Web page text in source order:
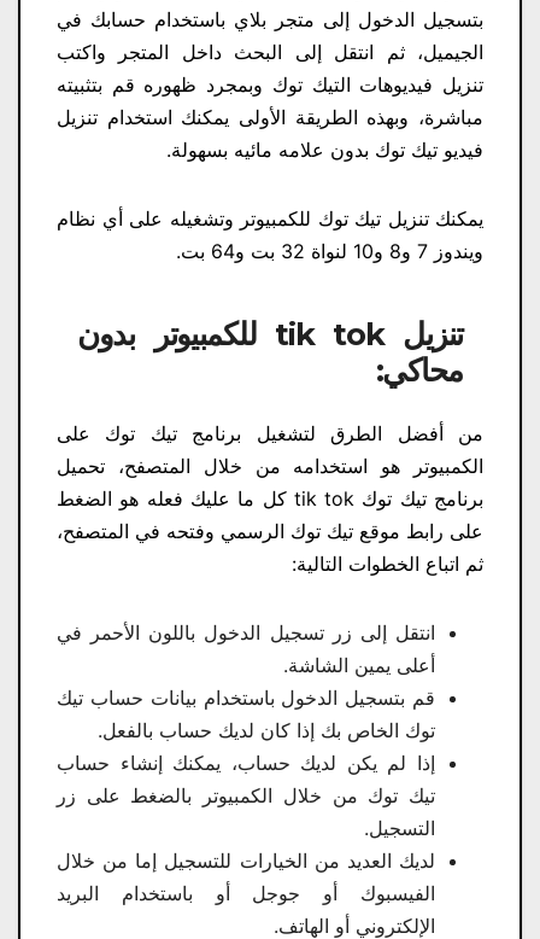
بتسجيل الدخول إلى متجر بلاي باستخدام حسابك في
الجيميل، ثم انتقل إلى البحث داخل المتجر واكتب
تنزيل فيديوهات التيك توك​ وبمجرد ظهوره قم بتثبيته
مباشرة، وبهذه الطريقة الأولى يمكنك استخدام تنزيل
فيديو تيك توك بدون علامه مائيه​ بسهولة.
يمكنك تنزيل تيك توك للكمبيوتر وتشغيله على أي نظام
ويندوز 7 و8 و10 لنواة 32 بت و64 بت.
تنزيل tik tok​ للكمبيوتر بدون
محاكي:
من أفضل الطرق لتشغيل برنامج تيك توك على
الكمبيوتر هو استخدامه من خلال المتصفح، تحميل
برنامج تيك توك tik tok كل ما عليك فعله هو الضغط
على رابط موقع تيك توك الرسمي وفتحه في المتصفح،
ثم اتباع الخطوات التالية:
انتقل إلى زر تسجيل الدخول باللون الأحمر في
أعلى يمين الشاشة.
قم بتسجيل الدخول باستخدام بيانات حساب تيك
توك الخاص بك إذا كان لديك حساب بالفعل.
إذا لم يكن لديك حساب، يمكنك إنشاء حساب
تيك توك من خلال الكمبيوتر بالضغط على زر
التسجيل.
لديك العديد من الخيارات للتسجيل إما من خلال
الفيسبوك أو جوجل أو باستخدام البريد
الإلكتروني أو الهاتف.